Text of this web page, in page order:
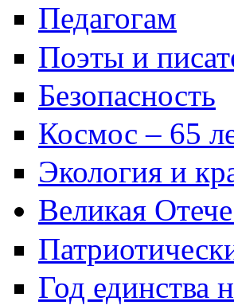
Педагогам
Поэты и
Безопасность
Космос – 65
Экология и
Великая
Год единства